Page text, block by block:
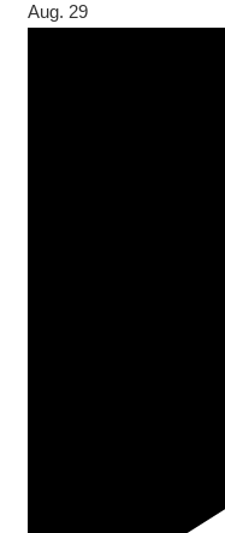
Aug. 29